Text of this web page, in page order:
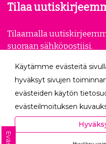
Tilaa
Tilaamalla
suoraan sähköpostiisi.
Seuraa meitä
Käytämme evästeitä
hyväksyt sivujen
evästeiden käytön
evästeilmoituksen
Hyväksyessäsi
autat meitä mittaamaan